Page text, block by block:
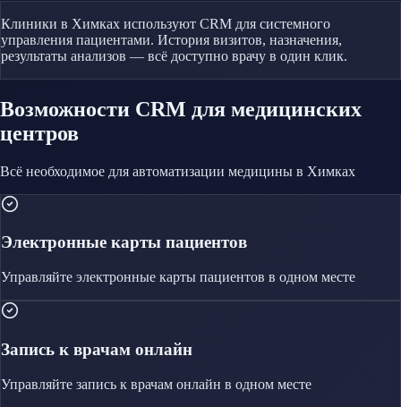
Клиники в Химках используют CRM для системного
управления пациентами. История визитов, назначения,
результаты анализов — всё доступно врачу в один клик.
Возможности CRM для медицинских
центров
Всё необходимое для автоматизации медицины в Химках
Электронные карты пациентов
Управляйте электронные карты пациентов в одном месте
Запись к врачам онлайн
Управляйте запись к врачам онлайн в одном месте